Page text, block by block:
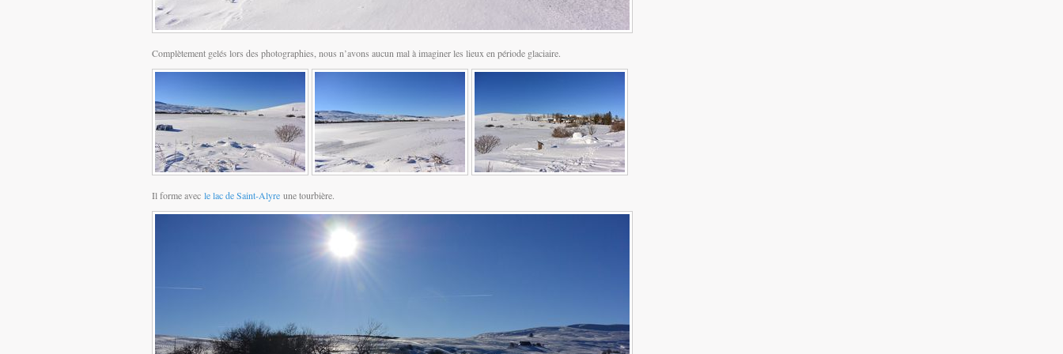
Complètement gelés lors des photographies, nous n’avons aucun mal à imaginer les lieux en période glaciaire.
Il forme avec le lac de Saint-Alyre une tourbière.